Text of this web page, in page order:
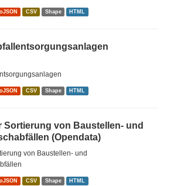
CSV Shape HTML
CSV Shape HTML
Sortierung von Baustellen- und
(Opendata)
von Baustellen- und
CSV Shape HTML